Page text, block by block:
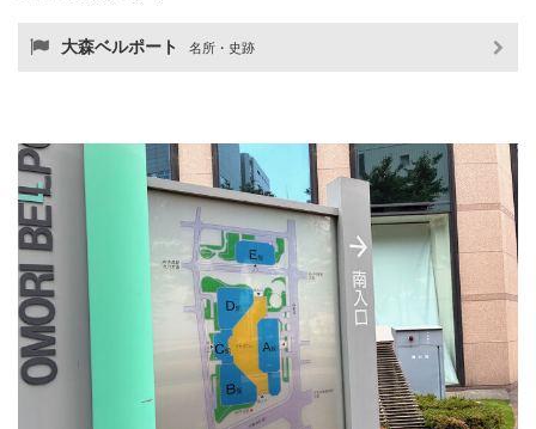
大森ベルポート 名所・史跡